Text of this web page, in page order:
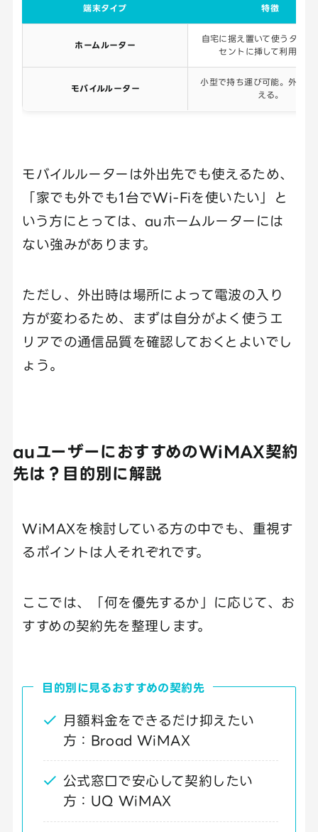
端末タイプ 特徴
ホームルーター
自宅に据え置いて使うタイプ
セントに挿して利用する
モバイルルーター
小型で持ち運び可能。外出先
える。
モバイルルーターは外出先でも使えるため、
「家でも外でも1台でWi-Fiを使いたい」と
いう方にとっては、auホームルーターには
ない強みがあります。
ただし、外出時は場所によって電波の入り
方が変わるため、まずは自分がよく使うエ
リアでの通信品質を確認しておくとよいでし
ょう。
auユーザーにおすすめのWiMAX契約
先は？目的別に解説
WiMAXを検討している方の中でも、重視す
るポイントは人それぞれです。
ここでは、「何を優先するか」に応じて、お
すすめの契約先を整理します。
目的別に見るおすすめの契約先
月額料金をできるだけ抑えたい
方：Broad WiMAX
公式窓口で安心して契約したい
方：UQ WiMAX